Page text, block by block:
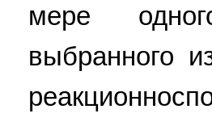
мере
выбранного